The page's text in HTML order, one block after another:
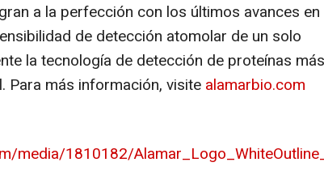
a la perfección con los últimos avances en
de detección atomolar de un solo
la tecnología de detección de proteínas más
Para más información, visite alamarbio.com
media/1810182/